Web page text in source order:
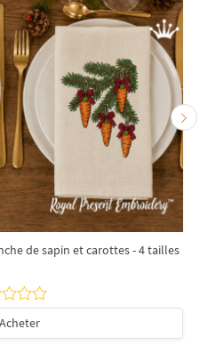
de sapin et carottes - 4 tailles